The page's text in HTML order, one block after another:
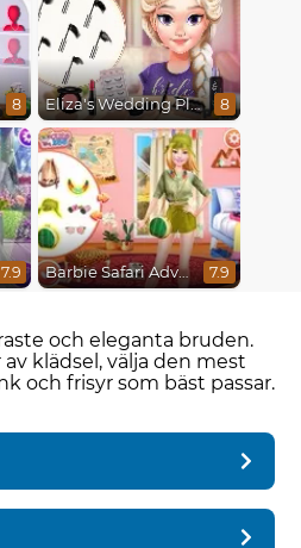
8 Eliza's Wedding Planner 8
7.9 Barbie Safari Adventure 7.9
och eleganta bruden.
klädsel, välja den mest
och frisyr som bäst passar.